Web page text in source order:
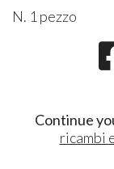
N. 1 pezzo
Continue
ricambi